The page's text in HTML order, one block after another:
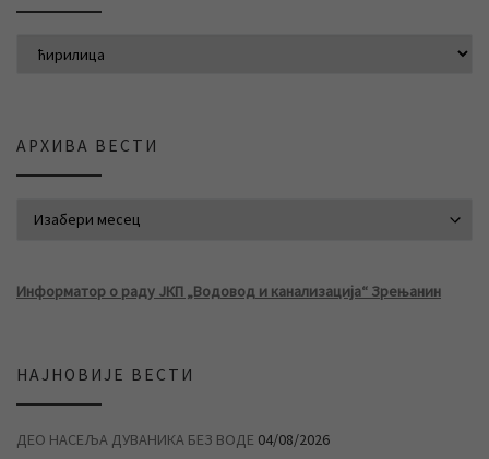
АРХИВА ВЕСТИ
Информатор о раду ЈКП „Водовод и канализација“ Зрењанин
НАЈНОВИЈЕ ВЕСТИ
ДЕО НАСЕЉА ДУВАНИКА БЕЗ ВОДЕ 04/08/2026